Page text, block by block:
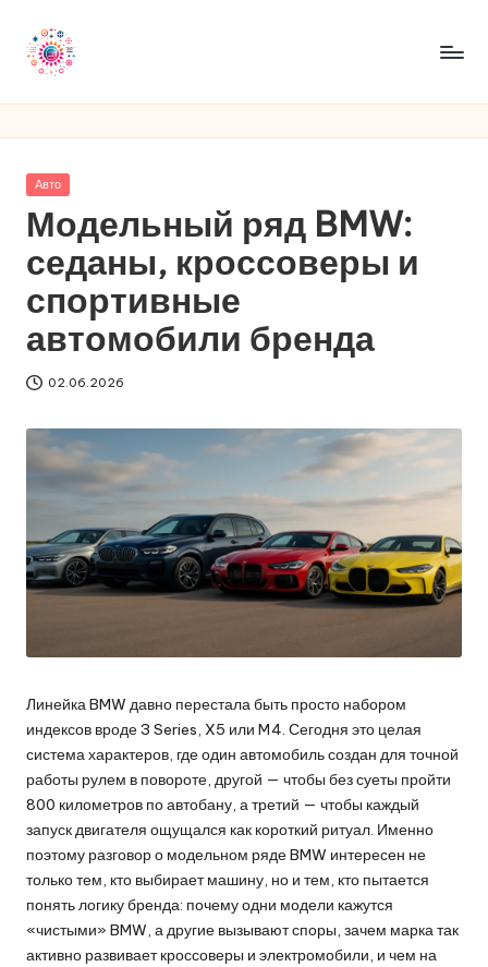
Перейти
R
a
m
ir
e
n
t
Опубликовано
Авто
Модельный ряд BMW:
седаны, кроссоверы и
спортивные
автомобили бренда
02.06.2026
Линейка BMW давно перестала быть просто набором
индексов вроде 3 Series, X5 или M4. Сегодня это целая
система характеров, где один автомобиль создан для точной
работы рулем в повороте, другой — чтобы без суеты пройти
800 километров по автобану, а третий — чтобы каждый
запуск двигателя ощущался как короткий ритуал. Именно
поэтому разговор о модельном ряде BMW интересен не
только тем, кто выбирает машину, но и тем, кто пытается
понять логику бренда: почему одни модели кажутся
«чистыми» BMW, а другие вызывают споры, зачем марка так
активно развивает кроссоверы и электромобили, и чем на